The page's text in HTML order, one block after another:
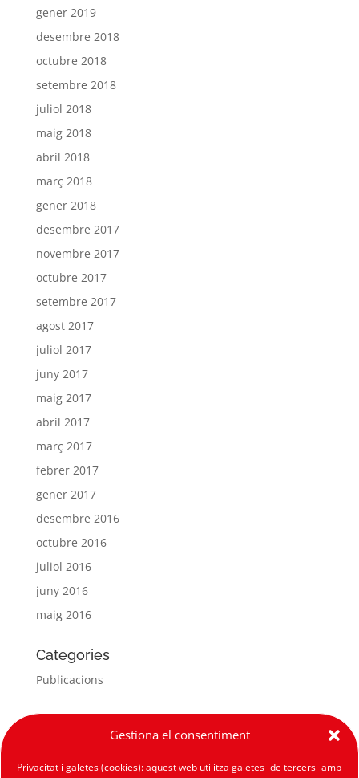
Gestiona el consentiment
Privacitat i galetes (cookies): aquest web utilitza galetes -de tercers- amb
gener 2019
desembre 2018
octubre 2018
setembre 2018
juliol 2018
maig 2018
abril 2018
març 2018
gener 2018
desembre 2017
novembre 2017
octubre 2017
setembre 2017
agost 2017
juliol 2017
juny 2017
maig 2017
abril 2017
març 2017
febrer 2017
gener 2017
desembre 2016
octubre 2016
juliol 2016
juny 2016
maig 2016
Categories
Publicacions
Meta
Canal de les entrades